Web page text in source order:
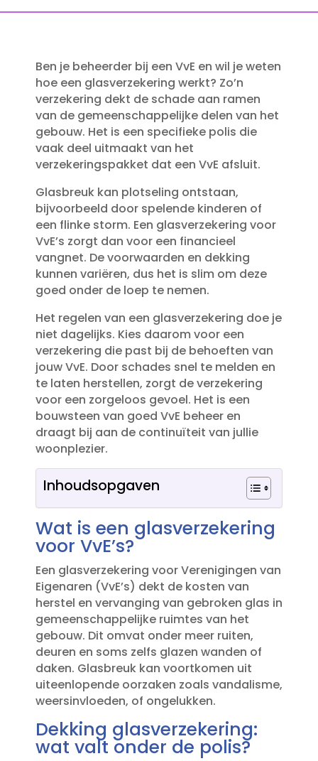
Ben je beheerder bij een VvE en wil je weten
hoe een glasverzekering werkt? Zo’n
verzekering dekt de schade aan ramen
van de gemeenschappelijke delen van het
gebouw.​ Het is een specifieke polis die
vaak deel uitmaakt van het
verzekeringspakket dat een VvE afsluit.​
Glasbreuk kan plotseling ontstaan,
bijvoorbeeld door spelende kinderen of
een flinke storm.​ Een glasverzekering voor
VvE’s zorgt dan voor een financieel
vangnet.​ De voorwaarden en dekking
kunnen variëren, dus het is slim om deze
goed onder de loep te nemen.​
Het regelen van een glasverzekering doe je
niet dagelijks.​ Kies daarom voor een
verzekering die past bij de behoeften van
jouw VvE.​ Door schades snel te melden en
te laten herstellen, zorgt de verzekering
voor een zorgeloos gevoel.​ Het is een
bouwsteen van goed VvE beheer en
draagt bij aan de continuïteit van jullie
woonplezier.​
Inhoudsopgaven
Wat is een glasverzekering
voor VvE’s?
Een glasverzekering voor Verenigingen van
Eigenaren (VvE’s) dekt de kosten van
herstel en vervanging van gebroken glas in
gemeenschappelijke ruimtes van het
gebouw.​ Dit omvat onder meer ruiten,
deuren en soms zelfs glazen wanden of
daken.​ Glasbreuk kan voortkomen uit
uiteenlopende oorzaken zoals vandalisme,
weersinvloeden, of ongelukken.​
Dekking glasverzekering:
wat valt onder de polis?